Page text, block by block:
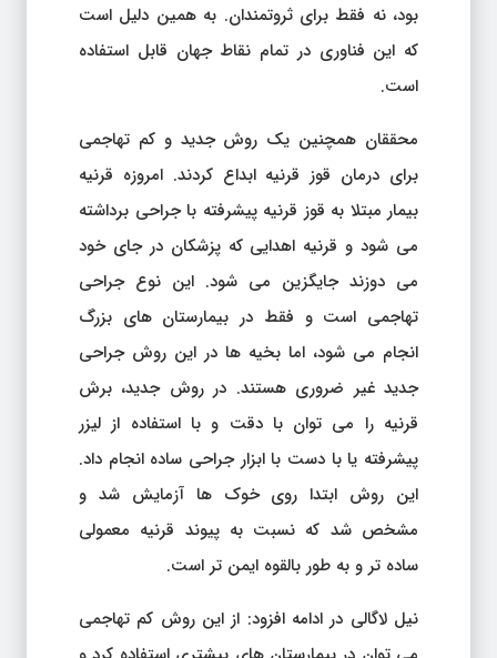
بود، نه فقط برای ثروتمندان. به همین دلیل است
که این فناوری در تمام نقاط جهان قابل استفاده
است.
محققان همچنین یک روش جدید و کم تهاجمی
برای درمان قوز قرنیه ابداع کردند. امروزه قرنیه
بیمار مبتلا به قوز قرنیه پیشرفته با جراحی برداشته
می شود و قرنیه اهدایی که پزشکان در جای خود
می دوزند جایگزین می شود. این نوع جراحی
تهاجمی است و فقط در بیمارستان های بزرگ
انجام می شود، اما بخیه ها در این روش جراحی
جدید غیر ضروری هستند. در روش جدید، برش
قرنیه را می توان با دقت و با استفاده از لیزر
پیشرفته یا با دست با ابزار جراحی ساده انجام داد.
این روش ابتدا روی خوک ها آزمایش شد و
مشخص شد که نسبت به پیوند قرنیه معمولی
ساده تر و به طور بالقوه ایمن تر است.
نیل لاگالی در ادامه افزود: از این روش کم تهاجمی